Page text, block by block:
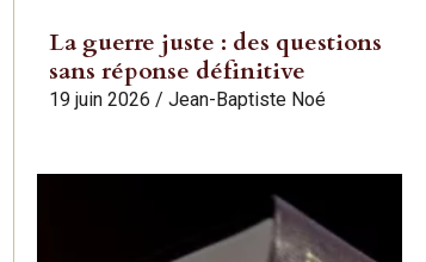
La guerre juste : des questions
sans réponse définitive
19 juin 2026 / Jean-Baptiste Noé